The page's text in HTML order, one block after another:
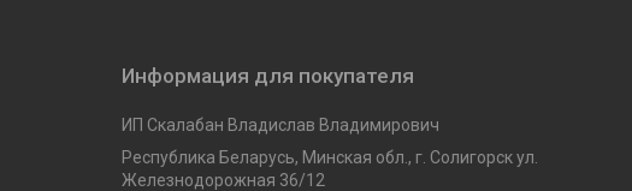
Информация для покупателя
ИП Скалабан Владислав Владимирович
Республика Беларусь, Минская обл., г. Солигорск ул.
Железнодорожная 36/12